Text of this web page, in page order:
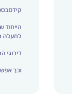
הייחוד
למעלה מ 20 מומחים מתחומי החינוך והתפתחות הילד מדרגים אצלנו כל הזמן את
דירוגי
וכך